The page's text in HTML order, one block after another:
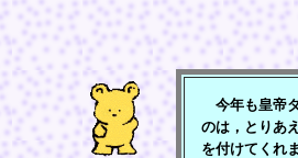
今年も皇帝
のは，とりあ
を付けてくれ